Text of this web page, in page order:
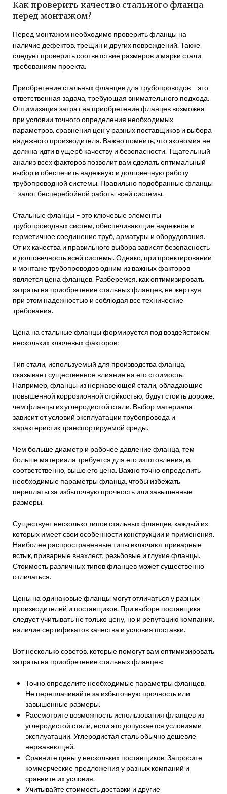
Как проверить качество стального фланца
перед монтажом?
Перед монтажом необходимо проверить фланцы на
наличие дефектов, трещин и других повреждений. Также
следует проверить соответствие размеров и марки стали
требованиям проекта.
Приобретение стальных фланцев для трубопроводов – это
ответственная задача, требующая внимательного подхода.
Оптимизация затрат на приобретение фланцев возможна
при условии точного определения необходимых
параметров, сравнения цен у разных поставщиков и выбора
надежного производителя. Важно помнить, что экономия не
должна идти в ущерб качеству и безопасности. Тщательный
анализ всех факторов позволит вам сделать оптимальный
выбор и обеспечить надежную и долговечную работу
трубопроводной системы. Правильно подобранные фланцы
– залог бесперебойной работы всей системы.
Стальные фланцы – это ключевые элементы
трубопроводных систем, обеспечивающие надежное и
герметичное соединение труб, арматуры и оборудования.
От их качества и правильного выбора зависят безопасность
и долговечность всей системы. Однако, при проектировании
и монтаже трубопроводов одним из важных факторов
является цена фланцев. Разберемся, как оптимизировать
затраты на приобретение стальных фланцев, не жертвуя
при этом надежностью и соблюдая все технические
требования.
Цена на стальные фланцы формируется под воздействием
нескольких ключевых факторов:
Тип стали, используемый для производства фланца,
оказывает существенное влияние на его стоимость.
Например, фланцы из нержавеющей стали, обладающие
повышенной коррозионной стойкостью, будут стоить дороже,
чем фланцы из углеродистой стали. Выбор материала
зависит от условий эксплуатации трубопровода и
характеристик транспортируемой среды.
Чем больше диаметр и рабочее давление фланца, тем
больше материала требуется для его изготовления, и,
соответственно, выше его цена. Важно точно определить
необходимые параметры фланца, чтобы избежать
переплаты за избыточную прочность или завышенные
размеры.
Существует несколько типов стальных фланцев, каждый из
которых имеет свои особенности конструкции и применения.
Наиболее распространенные типы включают приварные
встык, приварные внахлест, резьбовые и глухие фланцы.
Стоимость различных типов фланцев может существенно
отличаться.
Цены на одинаковые фланцы могут отличаться у разных
производителей и поставщиков. При выборе поставщика
следует учитывать не только цену, но и репутацию компании,
наличие сертификатов качества и условия поставки.
Вот несколько советов, которые помогут вам оптимизировать
затраты на приобретение стальных фланцев:
Точно определите необходимые параметры фланцев.
Не переплачивайте за избыточную прочность или
завышенные размеры.
Рассмотрите возможность использования фланцев из
углеродистой стали, если это допускается условиями
эксплуатации. Углеродистая сталь обычно дешевле
нержавеющей.
Сравните цены у нескольких поставщиков. Запросите
коммерческие предложения у разных компаний и
сравните их условия.
Учитывайте стоимость доставки и другие